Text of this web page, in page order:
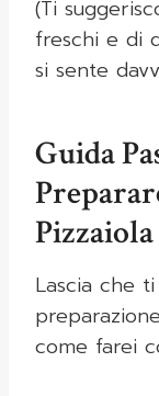
(Ti
freschi e di
si sente
Guida
Pizzaiola
Lascia che
come farei